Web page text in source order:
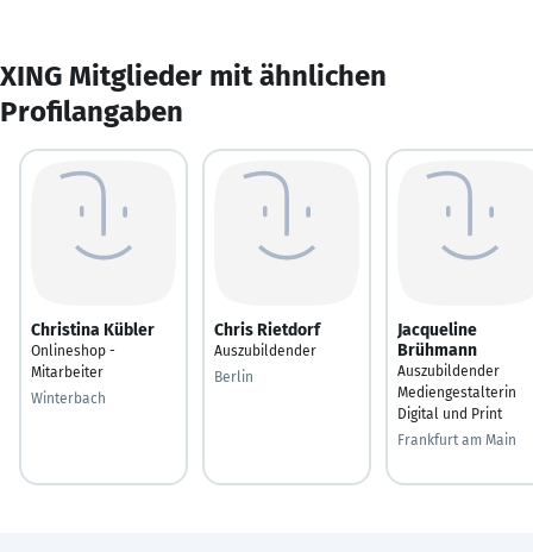
XING Mitglieder mit ähnlichen
Profilangaben
Christina Kübler
Onlineshop -
Mitarbeiter
Winterbach
Chris Rietdorf
Auszubildender
Berlin
Jacqueline
Brühmann
Auszubildender
Mediengestalterin
Digital und Print
Frankfurt am Main